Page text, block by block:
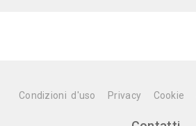
Condizioni d'uso Privacy Cookie